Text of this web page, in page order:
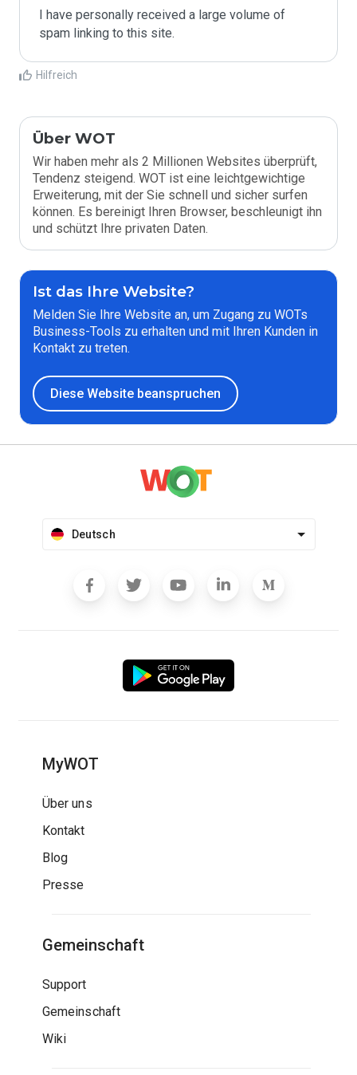
I have personally received a large volume of
spam linking to this site.
Hilfreich
Über WOT
Wir haben mehr als 2 Millionen Websites überprüft,
Tendenz steigend. WOT ist eine leichtgewichtige
Erweiterung, mit der Sie schnell und sicher surfen
können. Es bereinigt Ihren Browser, beschleunigt ihn
und schützt Ihre privaten Daten.
Ist das Ihre Website?
Melden Sie Ihre Website an, um Zugang zu WOTs
Business-Tools zu erhalten und mit Ihren Kunden in
Kontakt zu treten.
Diese Website beanspruchen
Deutsch
MyWOT
Über uns
Kontakt
Blog
Presse
Gemeinschaft
Support
Gemeinschaft
Wiki